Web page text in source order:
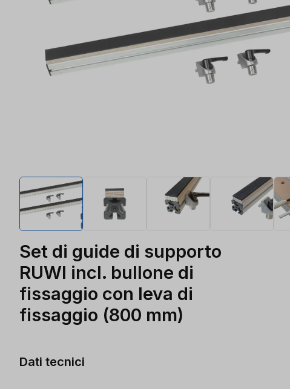
Set di guide di supporto
RUWI incl. bullone di
fissaggio con leva di
fissaggio (800 mm)
Dati tecnici